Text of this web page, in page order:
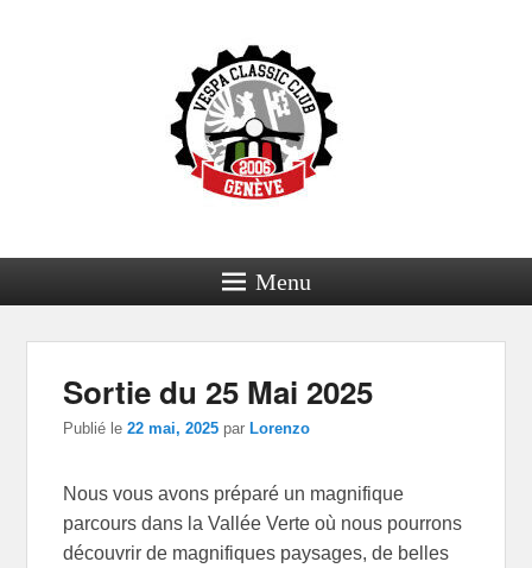
Menu
Sortie du 25 Mai 2025
Publié le22 mai, 2025 par Lorenzo
Nous vous avons préparé un magnifique
parcours dans la Vallée Verte où nous pourrons
découvrir de magnifiques paysages, de belles